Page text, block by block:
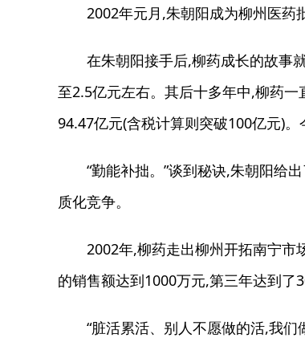
2002年元月,朱朝阳成为柳州医药批
在朱朝阳接手后,柳药成长的故事就
至2.5亿元左右。其后十多年中,柳药
94.47亿元(含税计算则突破100亿元)
“勤能补拙。”谈到秘诀,朱朝阳给出
质化竞争。
2002年,柳药走出柳州开拓南宁市
的销售额达到1000万元,第三年达到了
“脏活累活、别人不愿做的活,我们